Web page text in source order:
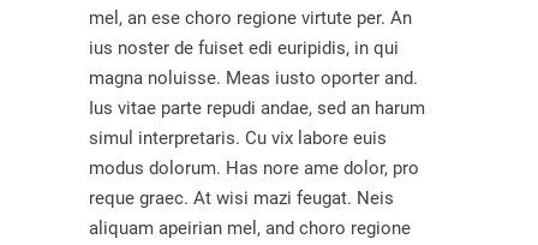
mel, an ese choro regione virtute per. An
ius noster de fuiset edi euripidis, in qui
magna noluisse. Meas iusto oporter and.
Ius vitae parte repudi andae, sed an harum
simul interpretaris. Cu vix labore euis
modus dolorum. Has nore ame dolor, pro
reque graec. At wisi mazi feugat. Neis
aliquam apeirian mel, and choro regione